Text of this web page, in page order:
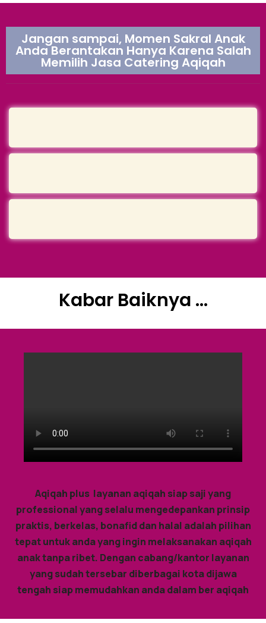
Jangan sampai, Momen Sakral Anak
Anda Berantakan Hanya Karena Salah
Memilih Jasa Catering Aqiqah
Kabar Baiknya ...
Aqiqah plus layanan aqiqah siap saji yang
professional yang selalu mengedepankan prinsip
praktis, berkelas, bonafid dan halal adalah pilihan
tepat untuk anda yang ingin melaksanakan aqiqah
anak tanpa ribet. Dengan cabang/kantor layanan
yang sudah tersebar diberbagai kota dijawa
tengah siap memudahkan anda dalam ber aqiqah